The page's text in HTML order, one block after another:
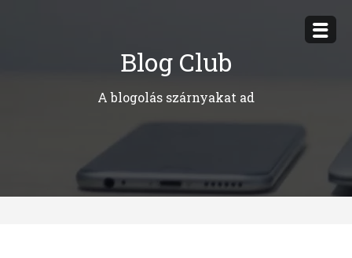
Blog Club
A blogolás szárnyakat ad